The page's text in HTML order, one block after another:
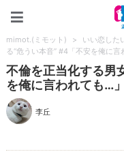
mimot.(ミモット) > いい恋した
る“危うい本音” #4「不安を俺に言
不倫を正当化する男
を俺に言われても…」
李丘